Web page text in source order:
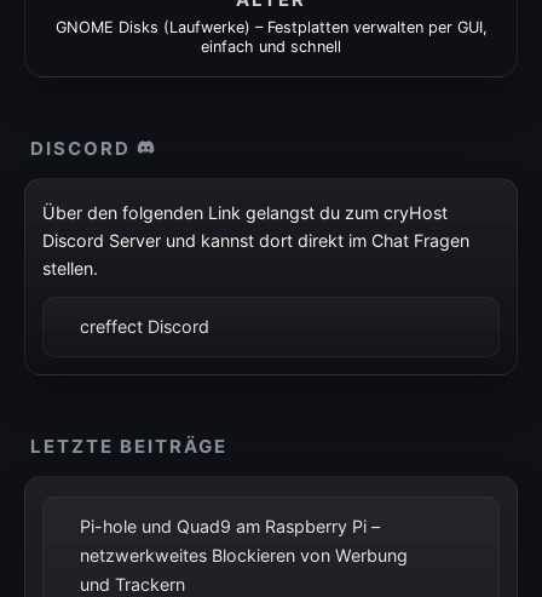
GNOME Disks (Laufwerke) – Festplatten verwalten per GUI,
einfach und schnell
DISCORD
Über den folgenden Link gelangst du zum cryHost
Discord Server und kannst dort direkt im Chat Fragen
stellen.
creffect Discord
LETZTE BEITRÄGE
Pi-hole und Quad9 am Raspberry Pi –
netzwerkweites Blockieren von Werbung
und Trackern